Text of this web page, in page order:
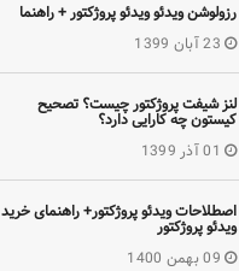
رزولوشن ویدئو ویدئو پروژکتور + راهنما
23 آبان 1399
لنز شیفت پروژکتور چیست؟ تصحیح
کیستون چه کارایی دارد؟
01 آذر 1399
اصطلاحات ویدئو پروژکتور+ راهنمای خرید
ویدئو پروژکتور
09 بهمن 1400